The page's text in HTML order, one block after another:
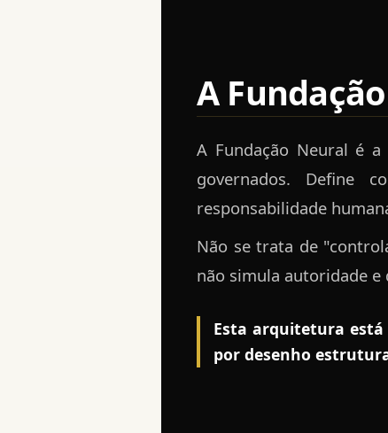
A
A Fundação Neural é
governados. Define
responsabilidade
Não se trata de
não simula autoridade e
Esta arquitetura
por desenho